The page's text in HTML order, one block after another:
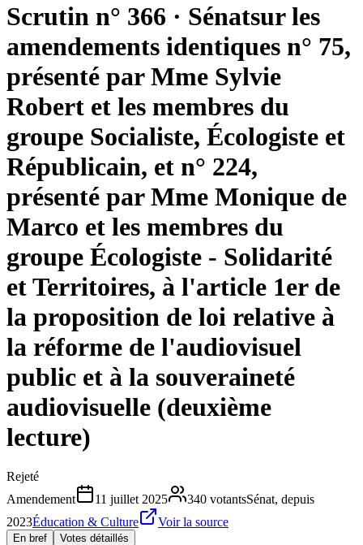
Scrutin n° 366 · Sénatsur les
amendements identiques n° 75,
présenté par Mme Sylvie
Robert et les membres du
groupe Socialiste, Écologiste et
Républicain, et n° 224,
présenté par Mme Monique de
Marco et les membres du
groupe Écologiste - Solidarité
et Territoires, à l'article 1er de
la proposition de loi relative à
la réforme de l'audiovisuel
public et à la souveraineté
audiovisuelle (deuxième
lecture)
Rejeté
Amendement
11 juillet 2025 340 votantsSénat, depuis
2023Éducation & Culture Voir la source
En bref Votes détaillés